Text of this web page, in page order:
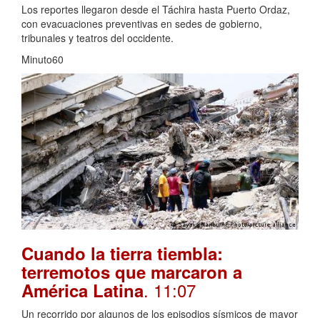
Los reportes llegaron desde el Táchira hasta Puerto Ordaz,
con evacuaciones preventivas en sedes de gobierno,
tribunales y teatros del occidente.
Minuto60
Cuando la tierra tiembla:
terremotos que marcaron a
América Latina. 11:07
Un recorrido por algunos de los episodios sísmicos de mayor